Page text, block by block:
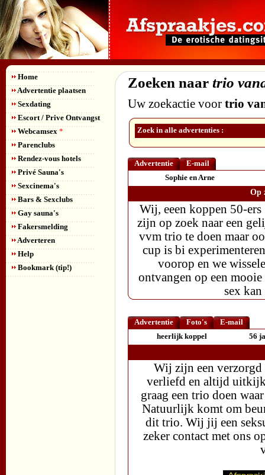
Home
Advertentie plaatsen
Sexdating
Escort / Prive Ontvangst
Webcamsex *
Parenclubs
Rendez-vous hotels
Privé Sauna's
Sexcinema's
Bars & Sexclubs
Gay sauna's
Fakersmelding
Adverteren
Help
Bookmark (tip!)
Zoeken naar trio
Uw zoekactie voor trio
Zoek in alle advertenties :
Advertentie
E-mail
Sophie en Arne
Op
Wij, eeen koppen 50-
zijn op zoek naar een
vvm trio te doen maar
cup is bi
voorop en we
ontvangen op een
sex
Advertentie Foto's
E-mail
heerlijk koppel
56
Wij zijn een
verliefd en altijd
graag een trio doen
Natuurlijk komt om
dit trio. Wij jij een
zeker contact met ons